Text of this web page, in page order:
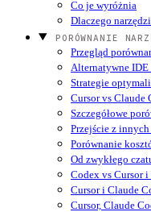
Co je wyróżnia
Dlaczego
PORÓWNANIE
Przegląd
Alternatywne
Strategie
Cursor vs Claude
Szczegółowe
Przejście z
Porównanie
Od zwykłego
Codex vs Cursor
Cursor i Claude
Cursor, Claude